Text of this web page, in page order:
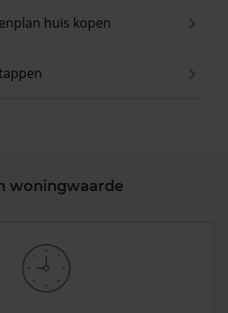
huis kopen
woningwaarde